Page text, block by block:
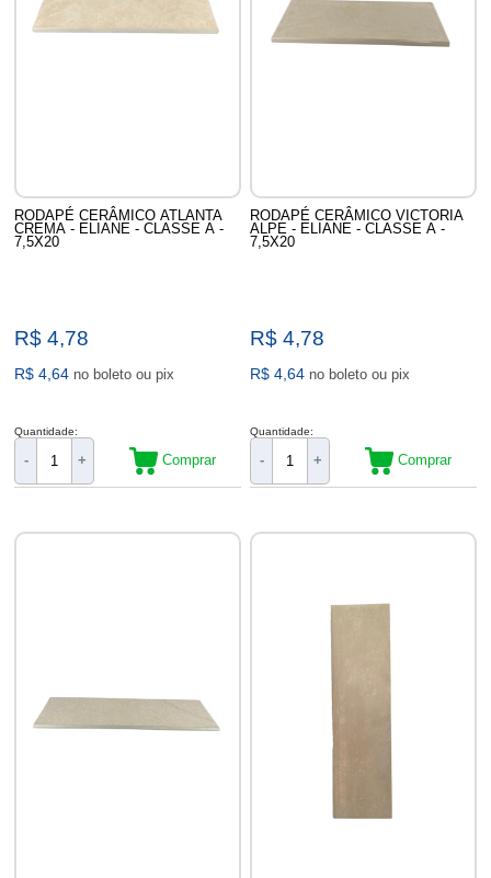
RODAPÉ CERÂMICO ATLANTA
CREMA - ELIANE - CLASSE A -
7,5X20
R$ 4,78
R$ 4,64 no boleto ou pix
Quantidade:
- + Comprar
RODAPÉ CERÂMICO VICTORIA
ALPE - ELIANE - CLASSE A -
7,5X20
R$ 4,78
R$ 4,64 no boleto ou pix
Quantidade:
- + Comprar